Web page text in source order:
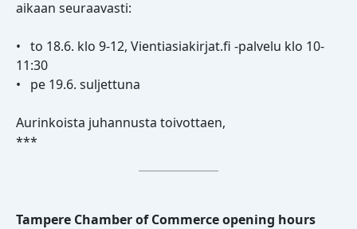
aikaan seuraavasti:
• to 18.6. klo 9-12, Vientiasiakirjat.fi -palvelu klo 10-
11:30
• pe 19.6. suljettuna
Aurinkoista juhannusta toivottaen,
***
Tampere Chamber of Commerce opening hours